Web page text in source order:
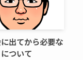
に出てから必要な
ついて